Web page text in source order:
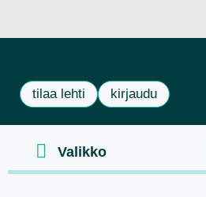
tilaa lehti kirjaudu